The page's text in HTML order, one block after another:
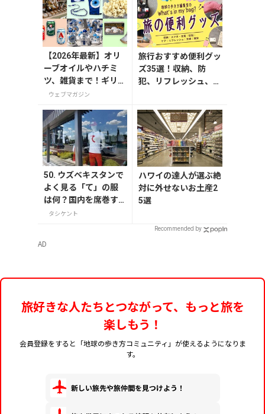
【2026年最新】オリ
ーブオイルやハチミ
ツ、雑貨まで！ギリシ
ャで買いたいお土産1
ウェブマガジン
旅行おすすめ便利グッ
ズ35選！収納、防
犯、リフレッシュ、ど
50. ウズベキスタンで
よく見る「て」の服
は何？国内を席巻す
るブランド7SABER直
タシケント
ハワイの達人が選ぶ絶
対に外せないお土産2
5選
Recommended by
AD
旅好きな人たちとつながって、もっと旅を
楽しもう！
会員登録をすると「地球の歩き方コミュニティ」が使えるようになりま
す。
新しい旅先や旅仲間を見つけよう！